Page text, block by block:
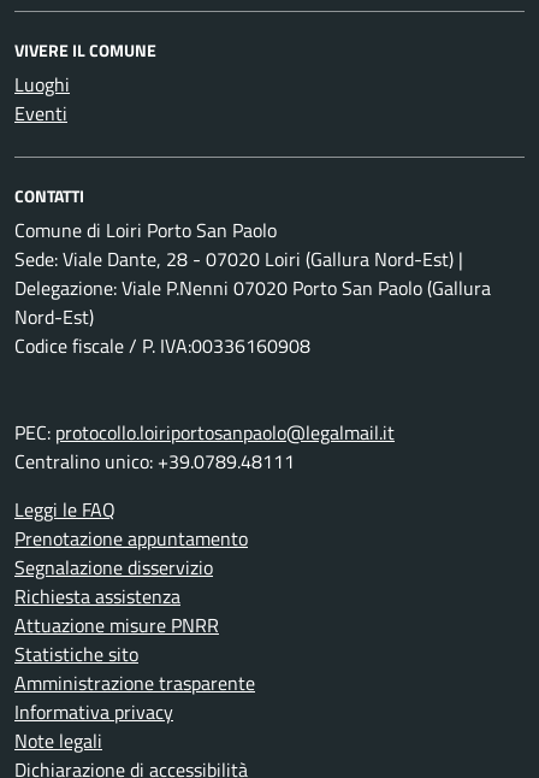
VIVERE IL COMUNE
Luoghi
Eventi
CONTATTI
Comune di Loiri Porto San Paolo
Sede: Viale Dante, 28 - 07020 Loiri (Gallura Nord-Est) |
Delegazione: Viale P.Nenni 07020 Porto San Paolo (Gallura
Nord-Est)
Codice fiscale / P. IVA:00336160908
PEC: protocollo.loiriportosanpaolo@legalmail.it
Centralino unico: +39.0789.48111
Leggi le FAQ
Prenotazione appuntamento
Segnalazione disservizio
Richiesta assistenza
Attuazione misure PNRR
Statistiche sito
Amministrazione trasparente
Informativa privacy
Note legali
Dichiarazione di accessibilità